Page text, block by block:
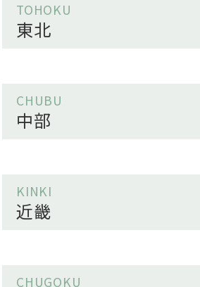
TOHOKU
東北
CHUBU
中部
KINKI
近畿
CHUGOKU